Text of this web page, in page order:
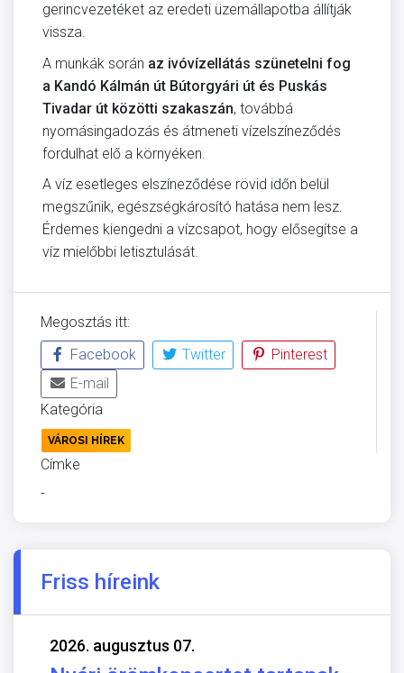
gerincvezetéket az eredeti üzemállapotba állítják
vissza.
A munkák során az ivóvízellátás szünetelni fog
a Kandó Kálmán út Bútorgyári út és Puskás
Tivadar út közötti szakaszán, továbbá
nyomásingadozás és átmeneti vízelszíneződés
fordulhat elő a környéken.
A víz esetleges elszíneződése rövid időn belül
megszűnik, egészségkárosító hatása nem lesz.
Érdemes kiengedni a vízcsapot, hogy elősegítse a
víz mielőbbi letisztulását.
Megosztás itt:
Facebook
Twitter
Pinterest
E-mail
Kategória
VÁROSI HÍREK
Címke
-
Friss híreink
2026. augusztus 07.